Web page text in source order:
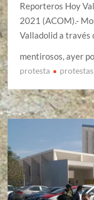
Reporteros Hoy
2021 (ACOM).-
Valladolid a través
mentirosos, ayer
protesta